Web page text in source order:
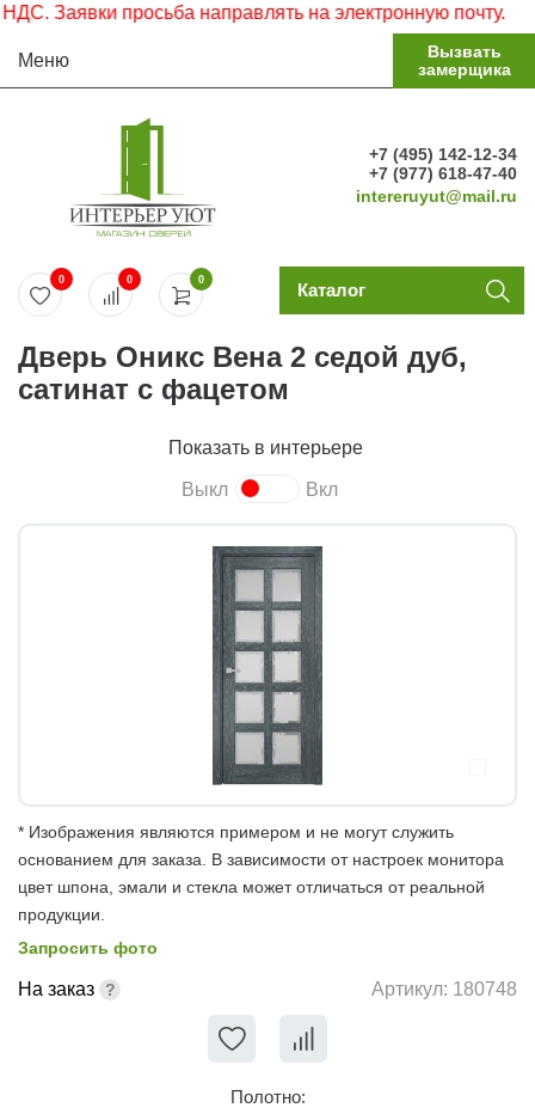
просьба направлять на электронную почту.
Меню
Вызвать
замерщика
+7 (495) 142-12-34
+7 (977) 618-47-40
intereruyut@mail.ru
0
0 0 Каталог
Дверь Оникс Вена 2 седой дуб,
сатинат с фацетом
Показать в интерьере
Выкл Вкл
* Изображения являются примером и не могут служить
основанием для заказа. В зависимости от настроек монитора
цвет шпона, эмали и стекла может отличаться от реальной
продукции.
Запросить фото
На заказ Артикул: 180748
Полотно: